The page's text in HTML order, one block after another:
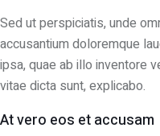
Sed ut perspiciatis, unde
accusantium doloremque
ipsa, quae ab illo inventore
vitae dicta sunt, explicabo.
At vero eos et accusam